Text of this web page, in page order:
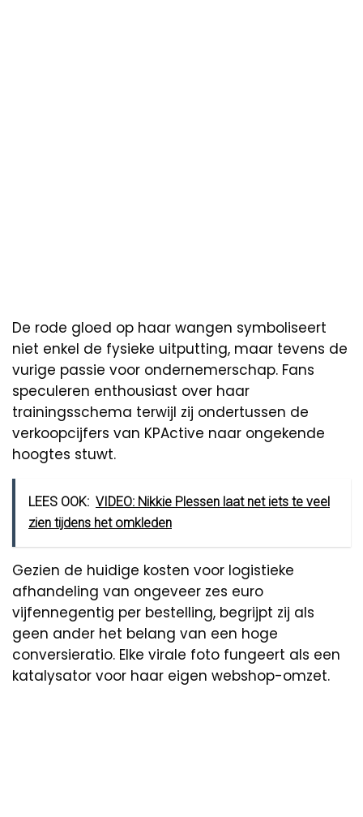
De rode gloed op haar wangen symboliseert
niet enkel de fysieke uitputting, maar tevens de
vurige passie voor ondernemerschap. Fans
speculeren enthousiast over haar
trainingsschema terwijl zij ondertussen de
verkoopcijfers van KPActive naar ongekende
hoogtes stuwt.
LEES OOK: VIDEO: Nikkie Plessen laat net iets te veel
zien tijdens het omkleden
Gezien de huidige kosten voor logistieke
afhandeling van ongeveer zes euro
vijfennegentig per bestelling, begrijpt zij als
geen ander het belang van een hoge
conversieratio. Elke virale foto fungeert als een
katalysator voor haar eigen webshop-omzet.